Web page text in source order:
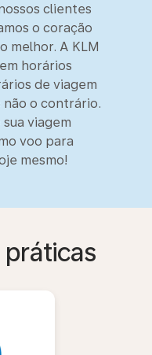
clientes
o coração
melhor. A KLM
horários
de viagem
não o contrário.
viagem
voo para
mesmo!